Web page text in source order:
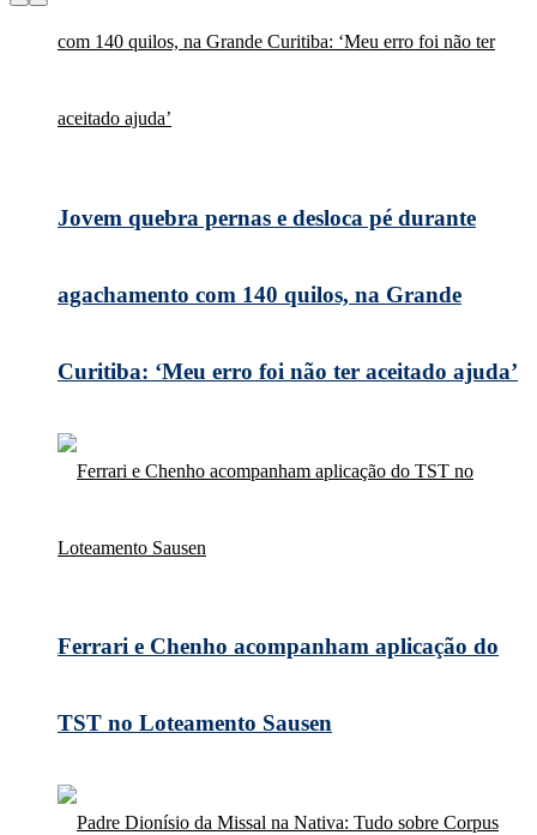
Jovem quebra pernas e desloca pé durante
agachamento com 140 quilos, na Grande
Curitiba: ‘Meu erro foi não ter aceitado ajuda’
Ferrari e Chenho acompanham aplicação do
TST no Loteamento Sausen